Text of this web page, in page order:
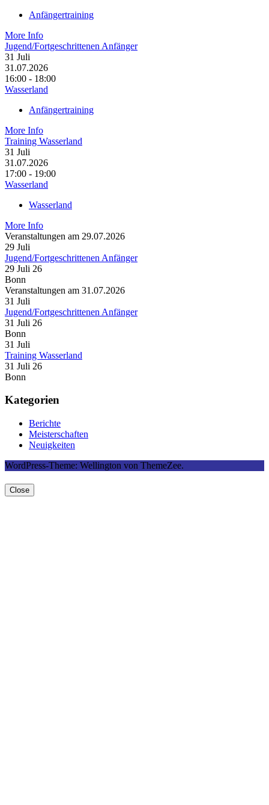
Anfängertraining
More Info
Jugend/Fortgeschrittenen Anfänger
31 Juli
31.07.2026
16:00 - 18:00
Wasserland
Anfängertraining
More Info
Training Wasserland
31 Juli
31.07.2026
17:00 - 19:00
Wasserland
Wasserland
More Info
Veranstaltungen am 29.07.2026
29 Juli
Jugend/Fortgeschrittenen Anfänger
29 Juli 26
Bonn
Veranstaltungen am 31.07.2026
31 Juli
Jugend/Fortgeschrittenen Anfänger
31 Juli 26
Bonn
31 Juli
Training Wasserland
31 Juli 26
Bonn
Kategorien
Berichte
Meisterschaften
Neuigkeiten
WordPress-Theme: Wellington von ThemeZee.
Close